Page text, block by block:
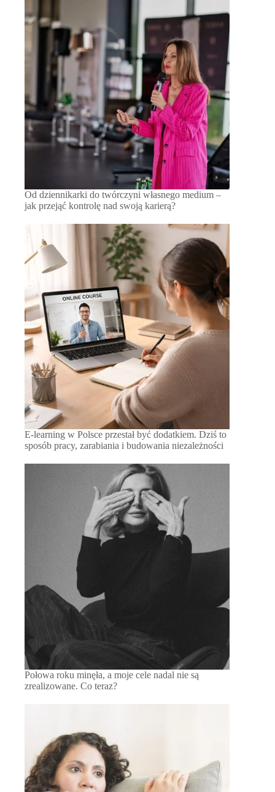
Od dziennikarki do twórczyni własnego medium –
jak przejąć kontrolę nad swoją karierą?
E-learning w Polsce przestał być dodatkiem. Dziś to
sposób pracy, zarabiania i budowania niezależności
Połowa roku minęła, a moje cele nadal nie są
zrealizowane. Co teraz?